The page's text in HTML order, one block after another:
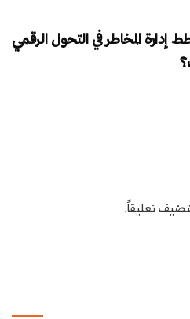
المخاطر في التحول الرقمي
تعليقاً.